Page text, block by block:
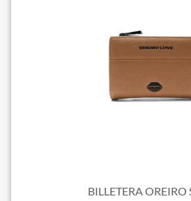
BILLETERA OREIRO